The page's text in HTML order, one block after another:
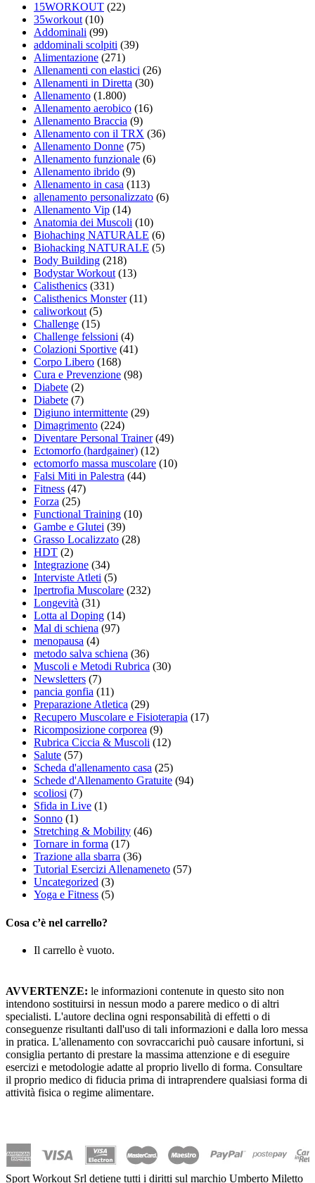
15WORKOUT (22)
35workout(10)
Addominali (99)
addominali scolpiti (39)
Alimentazione (271)
Allenamenti con elastici (26)
Allenamenti in Diretta (30)
Allenamento (1.800)
Allenamento aerobico (16)
Allenamento Braccia (9)
Allenamento con il TRX (36)
Allenamento Donne (75)
Allenamento funzionale (6)
Allenamento ibrido (9)
Allenamento in casa (113)
allenamento personalizzato (6)
Allenamento Vip (14)
Anatomia dei Muscoli (10)
Biohaching NATURALE (6)
Biohacking NATURALE (5)
Body Building (218)
Bodystar Workout(13)
Calisthenics (331)
Calisthenics Monster(11)
caliworkout(5)
Challenge (15)
Challenge felssioni (4)
Colazioni Sportive (41)
Corpo Libero (168)
Cura e Prevenzione (98)
Diabete (2)
Diabete (7)
Digiuno intermittente (29)
Dimagrimento (224)
Diventare Personal Trainer(49)
Ectomorfo (hardgainer) (12)
ectomorfo massa muscolare (10)
Falsi Miti in Palestra (44)
Fitness (47)
Forza (25)
Functional Training (10)
Gambe e Glutei (39)
Grasso Localizzato (28)
HDT (2)
Integrazione (34)
Interviste Atleti (5)
Ipertrofia Muscolare (232)
Longevità (31)
Lotta al Doping (14)
Mal di schiena (97)
menopausa (4)
metodo salva schiena (36)
Muscoli e Metodi Rubrica (30)
Newsletters (7)
pancia gonfia (11)
Preparazione Atletica (29)
Recupero Muscolare e Fisioterapia (17)
Ricomposizione corporea (9)
Rubrica Ciccia & Muscoli (12)
Salute (57)
Scheda d'allenamento casa (25)
Schede d'Allenamento Gratuite (94)
scoliosi (7)
Sfida in Live (1)
Sonno (1)
Stretching & Mobility (46)
Tornare in forma (17)
Trazione alla sbarra (36)
Tutorial Esercizi Allenameneto (57)
Uncategorized (3)
Yoga e Fitness (5)
Cosa c’è nel carrello?
Il carrello è vuoto.
AVVERTENZE: le informazioni contenute in questo sito non
intendono sostituirsi in nessun modo a parere medico o di altri
specialisti. L'autore declina ogni responsabilità di effetti o di
conseguenze risultanti dall'uso di tali informazioni e dalla loro messa
in pratica. L'allenamento con sovraccarichi può causare infortuni, si
consiglia pertanto di prestare la massima attenzione e di eseguire
esercizi e metodologie adatte al proprio livello di forma. Consultare
il proprio medico di fiducia prima di intraprendere qualsiasi forma di
attività fisica o regime alimentare.
Sport Workout Srl detiene tutti i diritti sul marchio Umberto Miletto